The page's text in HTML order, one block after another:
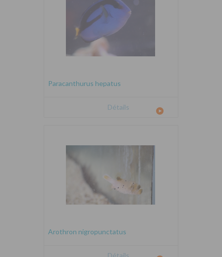
Paracanthurus hepatus
Détails
Arothron nigropunctatus
Détails